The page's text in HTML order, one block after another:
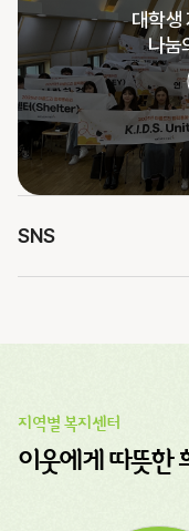
대학생
나눔
SNS
지역별 복지센터
이웃에게 따뜻한